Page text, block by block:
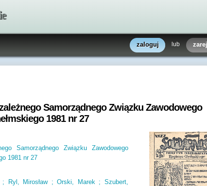
zaloguj lub
Samorządnego Związku Zawodowego
1981 nr 27
Samorządnego Związku Zawodowego
1981 nr 27
; Ryl, Mirosław ; Orski, Marek ; Szubert,